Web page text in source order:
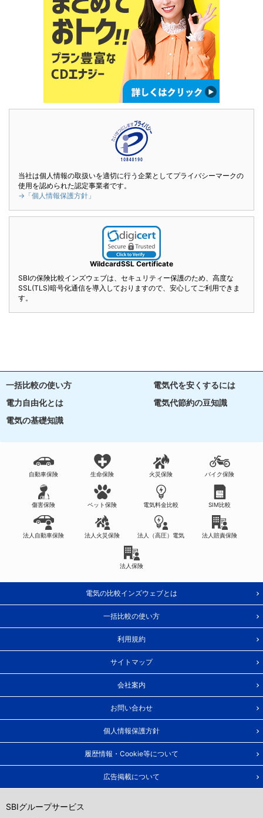
当社は個人情報の取扱いを適切に行う企業としてプライバシーマークの
使用を認められた認定事業者です。
→「個人情報保護方針」
WildcardSSL Certificate
SBIの保険比較インズウェブは、セキュリティー保護のため、高度な
SSL(TLS)暗号化通信を導入しておりますので、安心してご利用できま
す。
一括比較の使い方
電気代を安くするには
電力自由化とは
電気代節約の豆知識
電気の基礎知識
自動車保険 生命保険 火災保険 バイク保険
傷害保険 ペット保険 電気料金比較 SIM比較
法人自動車保険 法人火災保険 法人（高圧）電気 法人賠責保険
法人保険
電気の比較インズウェブとは
一括比較の使い方
利用規約
サイトマップ
会社案内
お問い合わせ
個人情報保護方針
履歴情報・Cookie等について
広告掲載について
SBIグループサービス